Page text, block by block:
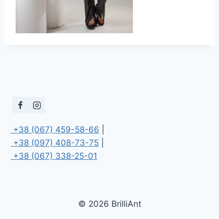
+38 (067) 459-58-66
+38 (097) 408-73-75
+38 (067) 338-25-01
© 2026 BrilliAnt